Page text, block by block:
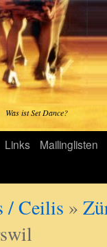
Was ist Set Dance?
Links Mailinglisten
/ Ceilis »